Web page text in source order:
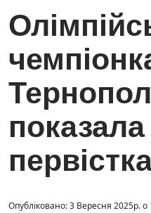
Опубліковано: 3 Вересня 2025р. о